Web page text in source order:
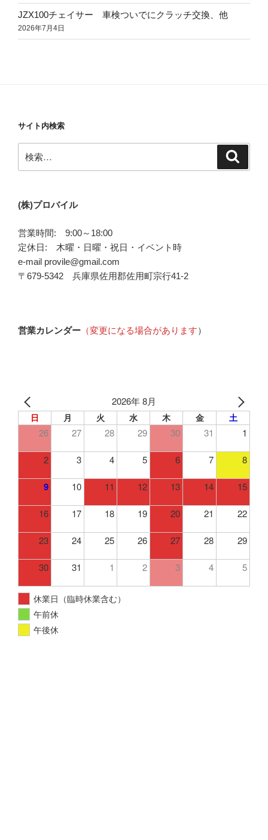
JZX100チェイサー 車検ついでにクラッチ交換、他
2026年7月4日
サイト内検索
索:
(株)プロバイル
営業時間: 9:00～18:00
定休日: 木曜・日曜・祝日・イベント時
e-mail provile@gmail.com
〒679-5342 兵庫県佐用郡佐用町宗行41-2
営業カレンダー （変更になる場合があります）
2026年 8月
日 月 火 水 木 金 土
26 27 28 29 30 31 1
2 3 4 5 6 7 8
9 10 11 12 13 14 15
16 17 18 19 20 21 22
23 24 25 26 27 28 29
30 31 1 2 3 4 5
休業日（臨時休業含む）
午前休
午後休